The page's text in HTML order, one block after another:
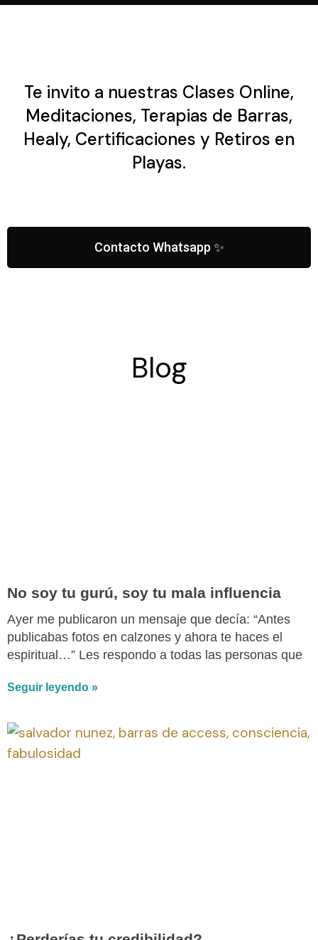
Te invito a nuestras Clases Online,
Meditaciones, Terapias de Barras,
Healy, Certificaciones y Retiros en
Playas.
Contacto Whatsapp ✨
Blog
No soy tu gurú, soy tu mala influencia
Ayer me publicaron un mensaje que decía: “Antes
publicabas fotos en calzones y ahora te haces el
espiritual…” Les respondo a todas las personas que
Seguir leyendo »